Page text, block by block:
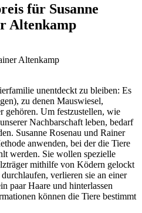
für Susanne
Altenkamp
Altenkamp
unentdeckt zu bleiben: Es
zu denen Mauswiesel,
gehören. Um festzustellen, wie
Nachbarschaft leben, bedarf
Susanne Rosenau und Rainer
anwenden, bei der die Tiere
werden. Sie wollen spezielle
mithilfe von Ködern gelockt
verlieren sie an einer
paar Haare und hinterlassen
können die Tiere bestimmt